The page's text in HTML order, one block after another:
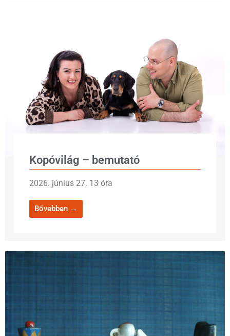
Kopóvilág – bemutató
2026. június 27. 13 óra
Bővebben →